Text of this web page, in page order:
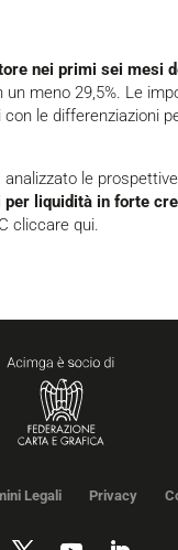
nei primi sei mesi
meno 29,5%. Le
le differenziazioni
le
per liquidità in forte
cliccare qui.
Legali Privacy